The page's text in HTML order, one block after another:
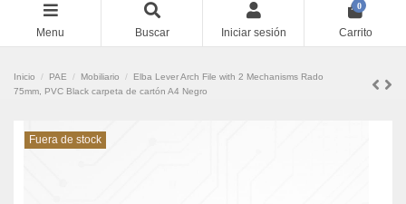
Menu Buscar Iniciar sesión
0
Carrito
Inicio PAE Mobiliario
Elba Lever Arch File with 2 Mechanisms Rado
75mm, PVC Black carpeta de cartón A4 Negro
Fuera de stock